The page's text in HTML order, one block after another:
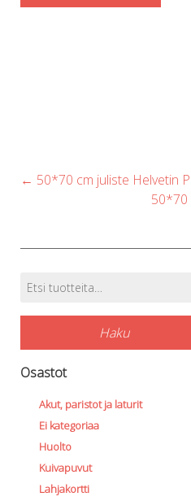
Post
← 50*70 cm juliste Helvetin
50*70
Tuotehaku
Etsi:
Haku
Osastot
Akut, paristot ja laturit
Ei kategoriaa
Huolto
Kuivapuvut
Lahjakortti